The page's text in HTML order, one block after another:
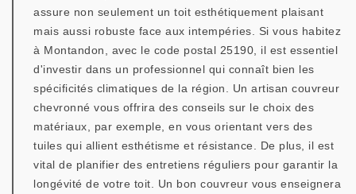
assure non seulement un toit esthétiquement plaisant
mais aussi robuste face aux intempéries. Si vous habitez
à Montandon, avec le code postal 25190, il est essentiel
d'investir dans un professionnel qui connaît bien les
spécificités climatiques de la région. Un artisan couvreur
chevronné vous offrira des conseils sur le choix des
matériaux, par exemple, en vous orientant vers des
tuiles qui allient esthétisme et résistance. De plus, il est
vital de planifier des entretiens réguliers pour garantir la
longévité de votre toit. Un bon couvreur vous enseignera